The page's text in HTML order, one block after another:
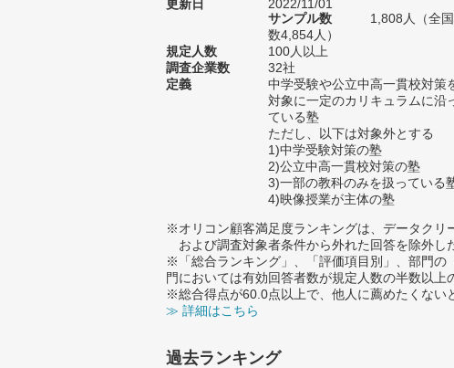
更新日
2022/11/01
サンプル数
1,808人（全
数4,854人）
規定人数
100人以上
調査企業数
32社
定義
中学受験や公立中高一貫校対策
対象に一定のカリキュラムに沿
ている塾
ただし、以下は対象外とする
1)中学受験対策の塾
2)公立中高一貫校対策の塾
3)一部の教科のみを扱っている
4)映像授業が主体の塾
※オリコン顧客満足度ランキングは、データクリ
および調査対象者条件から外れた回答を除外し
※「総合ランキング」、「評価項目別」、部門の
門においては有効回答者数が規定人数の半数以上
※総合得点が60.0点以上で、他人に薦めたくない
≫ 詳細はこちら
過去ランキング